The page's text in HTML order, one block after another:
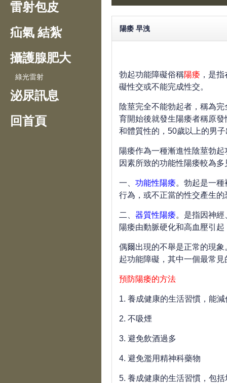
雷射包皮
疝氣 結紮
攝護腺肥大
綠光雷射
泌尿訊息
回首頁
陽痿 早洩
勃起功能障礙俗稱陽痿 ，是
礙性交或不能完成性交。
陰莖完全不能勃起者，稱為
育開始後就發生陽痿者稱原
和體質性的， 50歲以上的男
陽痿作為一種漸進性陰莖勃
因素所致的功能性陽痿較為多
一、 功能性陽痿。勃起是一
行為，或不正當的性交產生
二、 器質性陽痿。是指因神
陽痿由動脈硬化和高血壓引
偶爾出現的不舉是正常的現
起功能障礙，其中一個最常
預防陽痿的方法
1. 養成健康的生活習慣，能
2. 不吸煙
3. 避免飲酒過多
4. 避免濫用精神科藥物
5. 養成健康的生活習慣，包